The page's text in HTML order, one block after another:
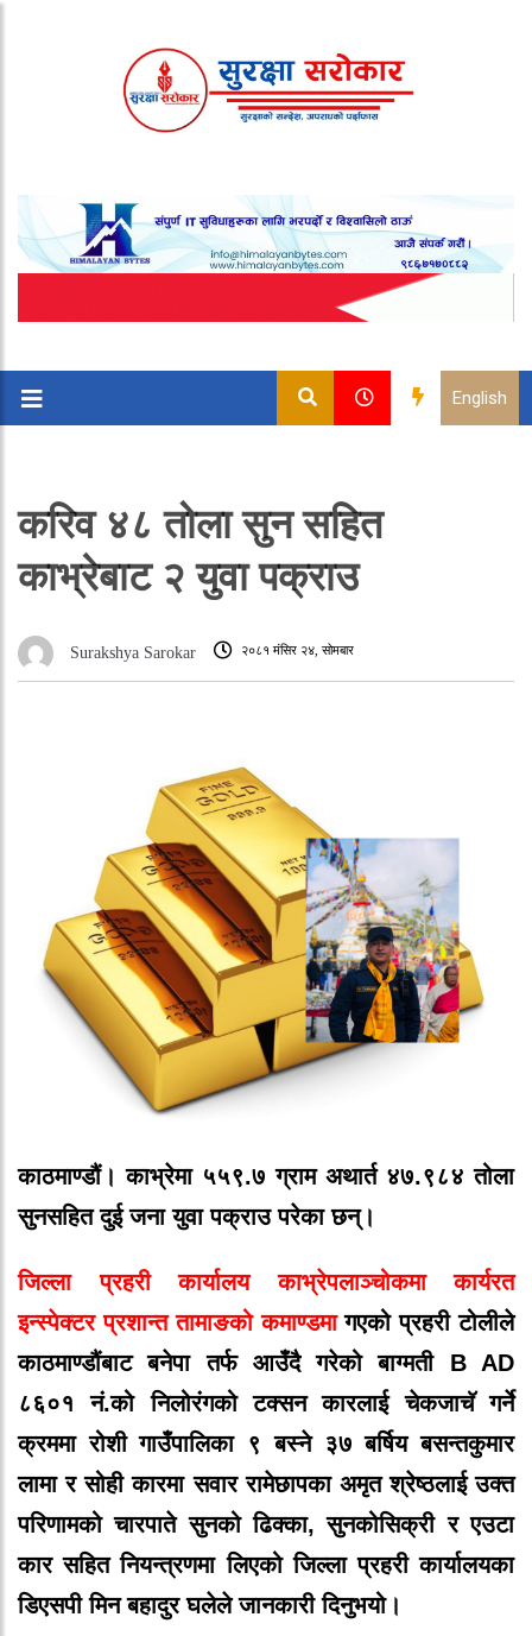
English
करिव ४८ तोला सुन सहित
काभ्रेबाट २ युवा पक्राउ
Surakshya Sarokar २०८१ मंसिर २४, सोमबार
काठमाण्डौं।काभ्रेमा ५५९.७ ग्राम अथार्त ४७.९८४ तोला
सुनसहित दुई जनायुवापक्राउ परेका छन्।
जिल्ला प्रहरी कार्यालय
काभ्रेपलाञ्चोकमा कार्यरत
इन्स्पेक्टर प्रशान्त तामाङको कमाण्डमा गएकोप्रहरी टोलीले
काठमाण्डौंबाट
बनेपा तर्फ आउँदै गरेकोबाग्मती B AD
८६०१नं.को निलोरंगकोटक्सनकारलाईचेकजाचॅ गर्ने
क्रममारोशी गाउँपालिका ९ बस्ने ३७ बर्षियबसन्तकुमार
लामा र सोही कारमा सवार रामेछापका अमृत श्रेष्ठलाईउक्त
परिणामकोचारपाते सुनको ढिक्का,सुनकोसिक्रीर एउटा
कार सहितनियन्त्रणमालिएकोजिल्ला प्रहरी कार्यालयका
डिएसपी मिन बहादुर घलेले जानकारी दिनुभयो।